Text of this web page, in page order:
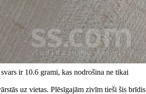
ir 10.6 grami, kas nodrošina ne tikai
uz vietas. Plēsīgajām zivīm tieši šis brīdis